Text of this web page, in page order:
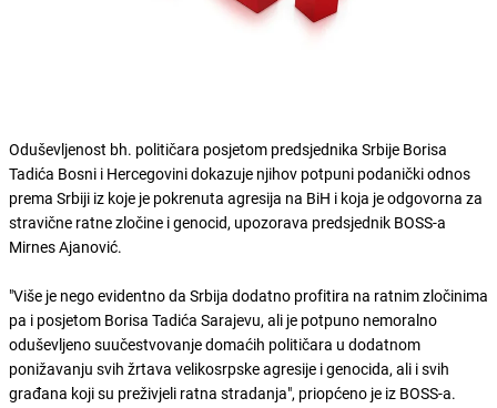
Oduševljenost bh. političara posjetom predsjednika Srbije Borisa
Tadića Bosni i Hercegovini dokazuje njihov potpuni podanički odnos
prema Srbiji iz koje je pokrenuta agresija na BiH i koja je odgovorna za
stravične ratne zločine i genocid, upozorava predsjednik BOSS-a
Mirnes Ajanović.
"Više je nego evidentno da Srbija dodatno profitira na ratnim zločinima
pa i posjetom Borisa Tadića Sarajevu, ali je potpuno nemoralno
oduševljeno suučestvovanje domaćih političara u dodatnom
ponižavanju svih žrtava velikosrpske agresije i genocida, ali i svih
građana koji su preživjeli ratna stradanja", priopćeno je iz BOSS-a.